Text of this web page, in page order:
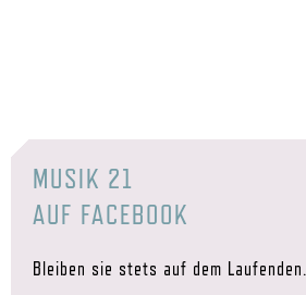
MUSIK 21
AUF FACEBOOK
Bleiben sie stets auf dem Laufenden.